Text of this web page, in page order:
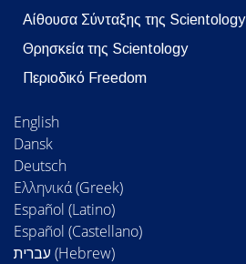
Αίθουσα Σύνταξης της Scientology
Θρησκεία της Scientology
Περιοδικό Freedom
English
Dansk
Deutsch
Ελληνικά (Greek)
Español (Latino)
Español (Castellano)